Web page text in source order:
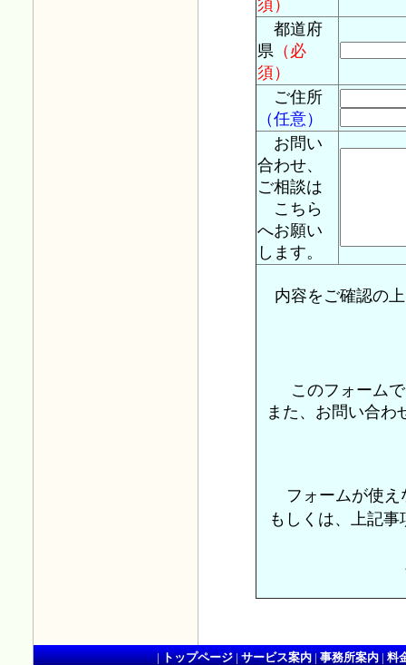
須）
都道府
県 （必
須）
ご住所
（任意）
お問い
合わせ、
ご相談は
こちら
へお願い
します。
内容をご確認の
このフォーム
また、お問い合わ
フォームが使
もしくは、上記
| トップページ | サービス案内 | 事務所案内 | 料